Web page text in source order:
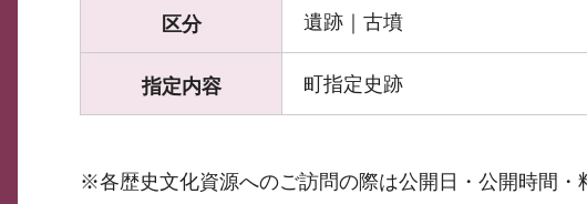
区分 遺跡｜古墳
指定内容 町指定史跡
※各歴史文化資源へのご訪問の際は公開日・公開時間・